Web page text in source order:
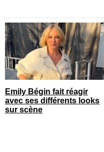
Emily Bégin fait réagir
avec ses différents looks
sur scène